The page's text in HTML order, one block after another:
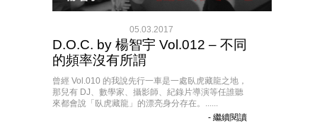
05.03.2017
D.O.C. by 楊智宇 Vol.012 – 不同
的頻率沒有所謂
曾經 Vol.010 的我說先行一車是一處臥虎藏龍之地，
那兒有 DJ、數學家、攝影師、紀錄片導演等任誰聽
來都會說「臥虎藏龍」的漂亮身分存在。......
- 繼續閱讀